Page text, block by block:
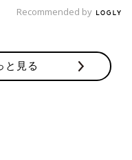
Recommended by
と見る